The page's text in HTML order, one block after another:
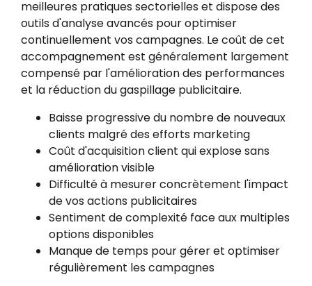
meilleures pratiques sectorielles et dispose des
outils d'analyse avancés pour optimiser
continuellement vos campagnes. Le coût de cet
accompagnement est généralement largement
compensé par l'amélioration des performances
et la réduction du gaspillage publicitaire.
Baisse progressive du nombre de nouveaux
clients malgré des efforts marketing
Coût d'acquisition client qui explose sans
amélioration visible
Difficulté à mesurer concrètement l'impact
de vos actions publicitaires
Sentiment de complexité face aux multiples
options disponibles
Manque de temps pour gérer et optimiser
régulièrement les campagnes